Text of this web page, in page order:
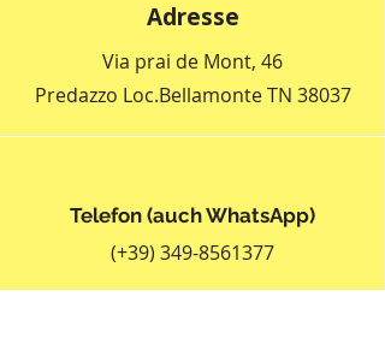
Adresse
Via prai de Mont, 46
Predazzo Loc.Bellamonte TN 38037
Telefon (auch WhatsApp)
(+39) 349-8561377